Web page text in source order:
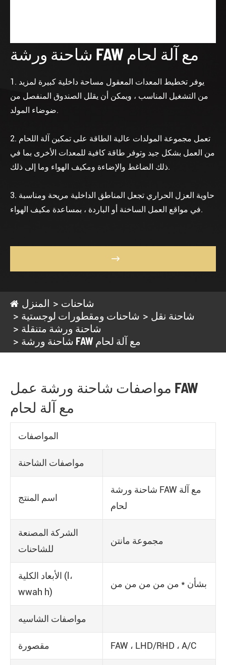
شاحنة ورشة FAW مع آلة لحام
1. يوفر تخطيط المعدات المعقول مساحة داخلية كبيرة لمزيد
من التشغيل المناسب ، ويمكن أن يقلل الصندوق المنفصل من
ضوضاء المولد.
2. تعمل مجموعة المولدات عالية الطاقة على تمكين آلة اللحام
من العمل بشكل جيد وتوفر طاقة كافية للمعدات الأخرى بما في
ذلك الضاغط والإضاءة ومكيف الهواء وما إلى ذلك.
3. حاوية العزل الحراري تجعل المناطق الداخلية مريحة ومناسبة
في مواقع العمل الساخنة أو الباردة ، بمساعدة مكيف الهواء.

المنزل
شاحنات
شاحنات ومقطورات لوجستية
شاحنة نقل
شاحنة ورشة متنقلة
شاحنة ورشة FAW مع آلة لحام
مواصفات شاحنة ورشة عمل FAW
مع آلة لحام
المواصفات
مواصفات الشاحنة
اسم المنتج
شاحنة ورشة FAW مع آلة
لحام
الشركة المصنعة
للشاحنات
مجموعة مانتن
الأبعاد الكلية (l،
wwah h)
بشأن * من من من من من
مواصفات الشاسيه
مقصورة FAW ، LHD/RHD ، A/C